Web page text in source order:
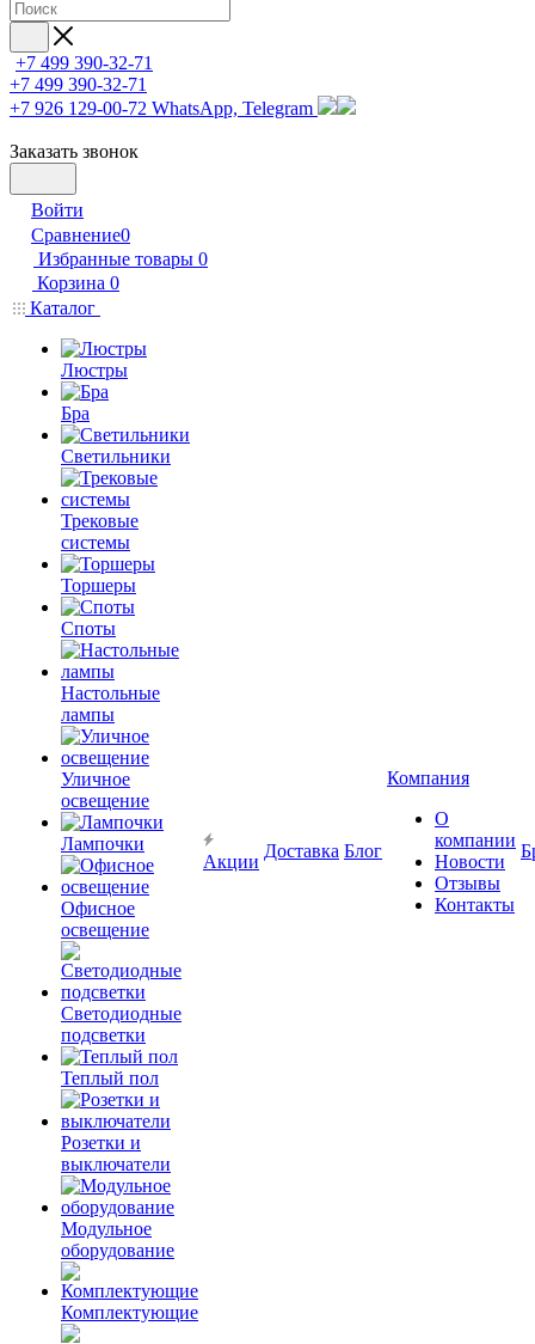
+7 499 390-32-71
+7 499 390-32-71
+7 926 129-00-72 WhatsApp, Telegram
Заказать звонок
Войти
Сравнение0
Избранные товары 0
Корзина 0
Каталог
Люстры
Бра
Светильники
Трековые
системы
Торшеры
Споты
Настольные
лампы
Уличное
освещение
Лампочки
Офисное
освещение
Светодиодные
подсветки
Теплый пол
Розетки и
выключатели
Модульное
оборудование
Комплектующие
Акции
Доставка Блог
Компания
О
компании
Новости
Отзывы
Контакты